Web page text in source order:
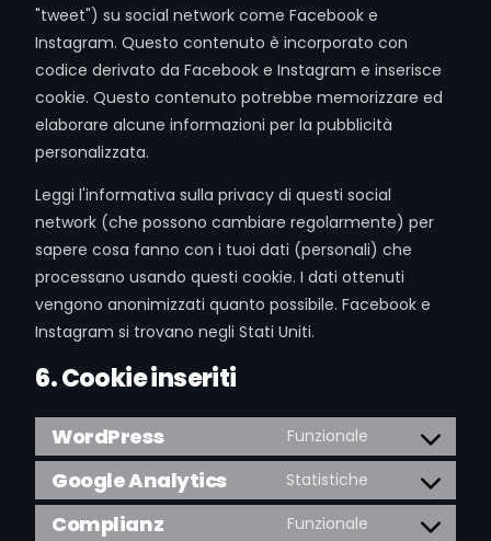
"tweet") su social network come Facebook e
Instagram. Questo contenuto è incorporato con
codice derivato da Facebook e Instagram e inserisce
cookie. Questo contenuto potrebbe memorizzare ed
elaborare alcune informazioni per la pubblicità
personalizzata.
Leggi l'informativa sulla privacy di questi social
network (che possono cambiare regolarmente) per
sapere cosa fanno con i tuoi dati (personali) che
processano usando questi cookie. I dati ottenuti
vengono anonimizzati quanto possibile. Facebook e
Instagram si trovano negli Stati Uniti.
6. Cookie inseriti
WordPress Funzionale
Google Analytics Statistiche
Complianz Funzionale